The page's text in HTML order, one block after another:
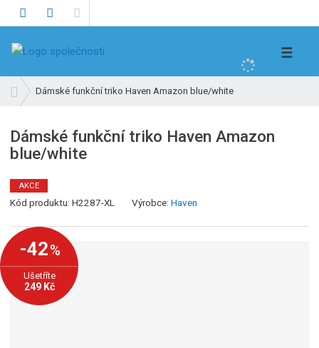
h
d
☰
v
d
n
s
t
a
n
Dámské funkční triko Haven Amazon blue/white
Dámské funkční triko Haven Amazon
blue/white
AKCE
Kód produktu:H2287-XL Výrobce:Haven
-42%
Ušetříte
249 Kč